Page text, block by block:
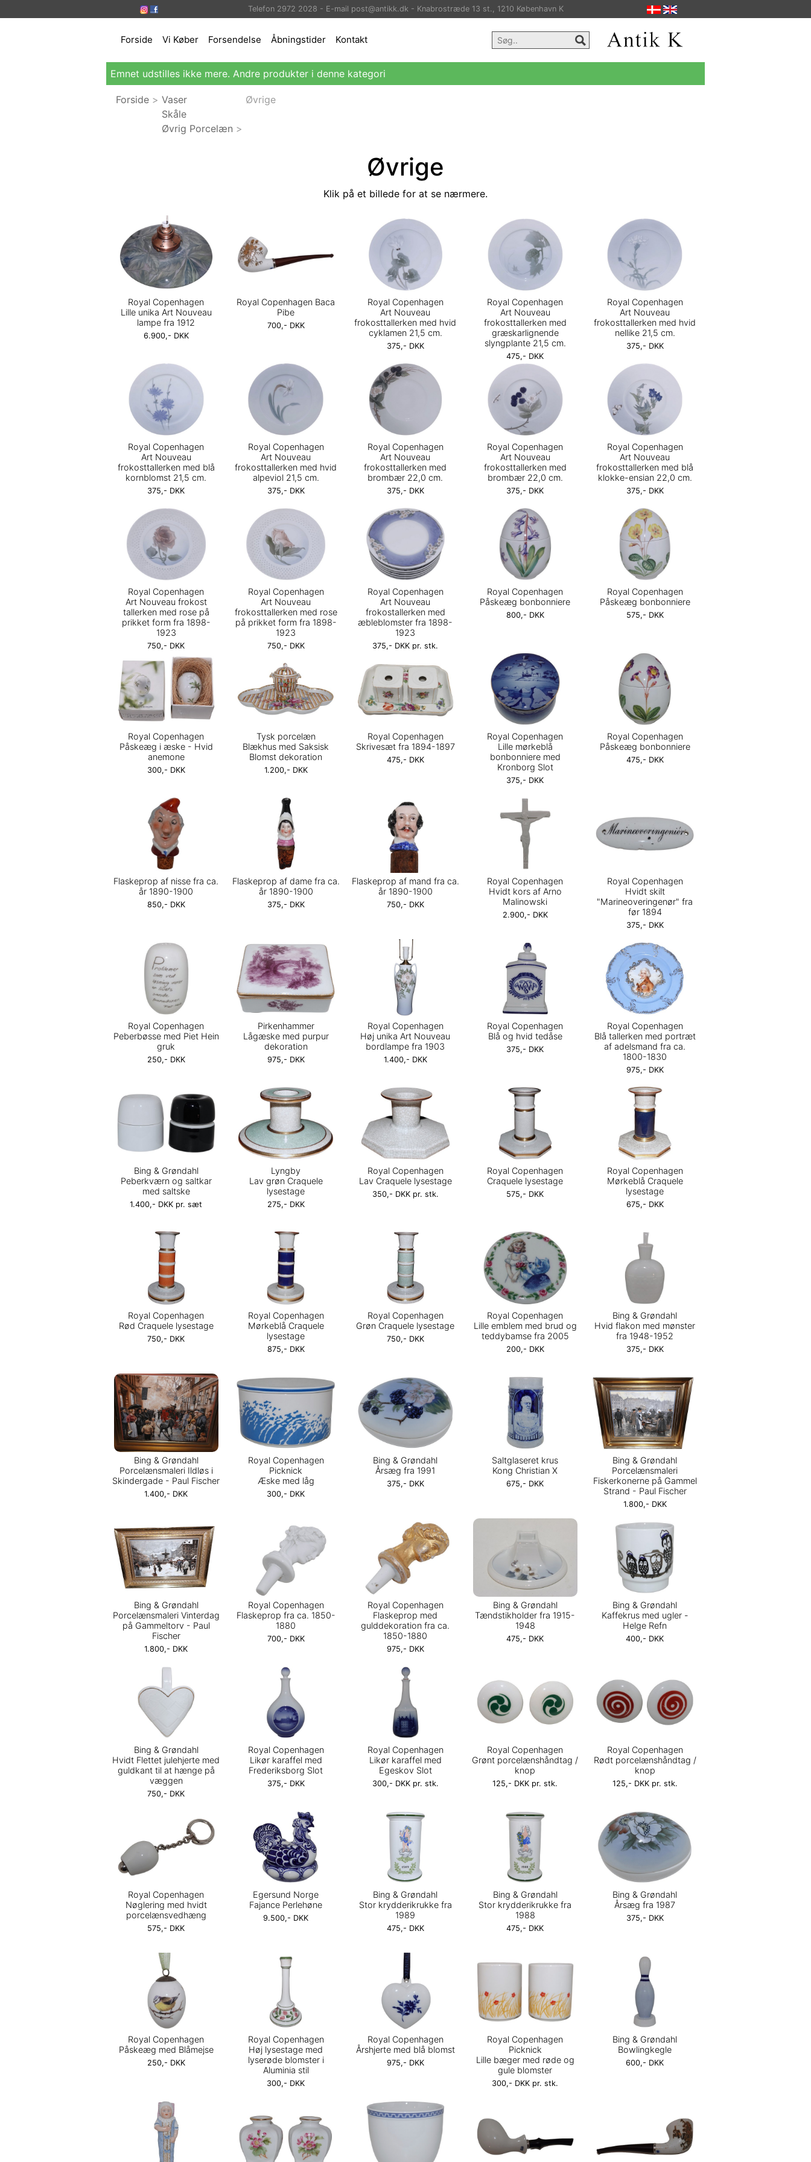
Telefon 2972 2028 - E-mail post@antikk.dk - Knabrostræde 13 st., 1210 København K
Forside Vi Køber Forsendelse Åbningstider Kontakt
Emnet udstilles ikke mere. Andre produkter i denne kategori
Forside > Vaser
Skåle
Øvrig Porcelæn >
Øvrige
Øvrige
Klik på et billede for at se nærmere.
Royal Copenhagen
Lille unika Art Nouveau
lampe fra 1912
6.900,- DKK
Royal Copenhagen Baca
Pibe
700,- DKK
Royal Copenhagen
Art Nouveau
frokosttallerken med hvid
cyklamen 21,5 cm.
375,- DKK
Royal Copenhagen
Art Nouveau
frokosttallerken med
græskarlignende
slyngplante 21,5 cm.
475,- DKK
Royal Copenhagen
Art Nouveau
frokosttallerken med hvid
nellike 21,5 cm.
375,- DKK
Royal Copenhagen
Art Nouveau
frokosttallerken med blå
kornblomst 21,5 cm.
375,- DKK
Royal Copenhagen
Art Nouveau
frokosttallerken med hvid
alpeviol 21,5 cm.
375,- DKK
Royal Copenhagen
Art Nouveau
frokosttallerken med
brombær 22,0 cm.
375,- DKK
Royal Copenhagen
Art Nouveau
frokosttallerken med
brombær 22,0 cm.
375,- DKK
Royal Copenhagen
Art Nouveau
frokosttallerken med blå
klokke-ensian 22,0 cm.
375,- DKK
Royal Copenhagen
Art Nouveau frokost
tallerken med rose på
prikket form fra 1898-
1923
750,- DKK
Royal Copenhagen
Art Nouveau
frokosttallerken med rose
på prikket form fra 1898-
1923
750,- DKK
Royal Copenhagen
Art Nouveau
frokostallerken med
æbleblomster fra 1898-
1923
375,- DKK pr. stk.
Royal Copenhagen
Påskeæg bonbonniere
800,- DKK
Royal Copenhagen
Påskeæg bonbonniere
575,- DKK
Royal Copenhagen
Påskeæg i æske - Hvid
anemone
300,- DKK
Tysk porcelæn
Blækhus med Saksisk
Blomst dekoration
1.200,- DKK
Royal Copenhagen
Skrivesæt fra 1894-1897
475,- DKK
Royal Copenhagen
Lille mørkeblå
bonbonniere med
Kronborg Slot
375,- DKK
Royal Copenhagen
Påskeæg bonbonniere
475,- DKK
Flaskeprop af nisse fra ca.
år 1890-1900
850,- DKK
Flaskeprop af dame fra ca.
år 1890-1900
375,- DKK
Flaskeprop af mand fra ca.
år 1890-1900
750,- DKK
Royal Copenhagen
Hvidt kors af Arno
Malinowski
2.900,- DKK
Royal Copenhagen
Hvidt skilt
"Marineoveringenør" fra
før 1894
375,- DKK
Royal Copenhagen
Peberbøsse med Piet Hein
gruk
250,- DKK
Pirkenhammer
Lågæske med purpur
dekoration
975,- DKK
Royal Copenhagen
Høj unika Art Nouveau
bordlampe fra 1903
1.400,- DKK
Royal Copenhagen
Blå og hvid tedåse
375,- DKK
Royal Copenhagen
Blå tallerken med portræt
af adelsmand fra ca.
1800-1830
975,- DKK
Bing & Grøndahl
Peberkværn og saltkar
med saltske
1.400,- DKK pr. sæt
Lyngby
Lav grøn Craquele
lysestage
275,- DKK
Royal Copenhagen
Lav Craquele lysestage
350,- DKK pr. stk.
Royal Copenhagen
Craquele lysestage
575,- DKK
Royal Copenhagen
Mørkeblå Craquele
lysestage
675,- DKK
Royal Copenhagen
Rød Craquele lysestage
750,- DKK
Royal Copenhagen
Mørkeblå Craquele
lysestage
875,- DKK
Royal Copenhagen
Grøn Craquele lysestage
750,- DKK
Royal Copenhagen
Lille emblem med brud og
teddybamse fra 2005
200,- DKK
Bing & Grøndahl
Hvid flakon med mønster
fra 1948-1952
375,- DKK
Bing & Grøndahl
Porcelænsmaleri Ildløs i
Skindergade - Paul Fischer
1.400,- DKK
Royal Copenhagen
Picknick
Æske med låg
300,- DKK
Bing & Grøndahl
Årsæg fra 1991
375,- DKK
Saltglaseret krus
Kong Christian X
675,- DKK
Bing & Grøndahl
Porcelænsmaleri
Fiskerkonerne på Gammel
Strand - Paul Fischer
1.800,- DKK
Bing & Grøndahl
Porcelænsmaleri Vinterdag
på Gammeltorv - Paul
Fischer
1.800,- DKK
Royal Copenhagen
Flaskeprop fra ca. 1850-
1880
700,- DKK
Royal Copenhagen
Flaskeprop med
gulddekoration fra ca.
1850-1880
975,- DKK
Bing & Grøndahl
Tændstikholder fra 1915-
1948
475,- DKK
Bing & Grøndahl
Kaffekrus med ugler -
Helge Refn
400,- DKK
Bing & Grøndahl
Hvidt Flettet julehjerte med
guldkant til at hænge på
væggen
750,- DKK
Royal Copenhagen
Likør karaffel med
Frederiksborg Slot
375,- DKK
Royal Copenhagen
Likør karaffel med
Egeskov Slot
300,- DKK pr. stk.
Royal Copenhagen
Grønt porcelænshåndtag /
knop
125,- DKK pr. stk.
Royal Copenhagen
Rødt porcelænshåndtag /
knop
125,- DKK pr. stk.
Royal Copenhagen
Nøglering med hvidt
porcelænsvedhæng
575,- DKK
Egersund Norge
Fajance Perlehøne
9.500,- DKK
Bing & Grøndahl
Stor krydderikrukke fra
1989
475,- DKK
Bing & Grøndahl
Stor krydderikrukke fra
1988
475,- DKK
Bing & Grøndahl
Årsæg fra 1987
375,- DKK
Royal Copenhagen
Påskeæg med Blåmejse
250,- DKK
Royal Copenhagen
Høj lysestage med
lyserøde blomster i
Aluminia stil
300,- DKK
Royal Copenhagen
Årshjerte med blå blomst
975,- DKK
Royal Copenhagen
Picknick
Lille bæger med røde og
gule blomster
300,- DKK pr. stk.
Bing & Grøndahl
Bowlingkegle
600,- DKK